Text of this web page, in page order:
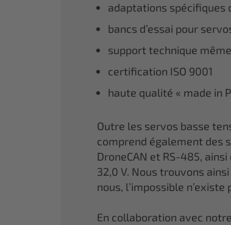
adaptations spécifiques
bancs d’essai pour
support technique
certification ISO 9001
haute qualité « made in
Outre les servos basse
comprend également des
DroneCAN et RS-485,
32,0 V. Nous trouvons
nous, l’impossible n’existe
En collaboration avec